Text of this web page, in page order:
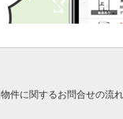
物件に関するお問合せの流れ